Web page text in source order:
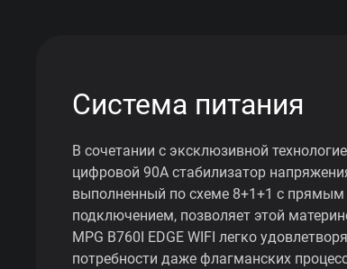
Система питания
В сочетании с эксклюзивной
цифровой 90A стабилизатор
выполненный по схеме 8+1+1 с прямым
подключением, позволяет этой
MPG B760I EDGE WIFI легко
потребности даже флагманских